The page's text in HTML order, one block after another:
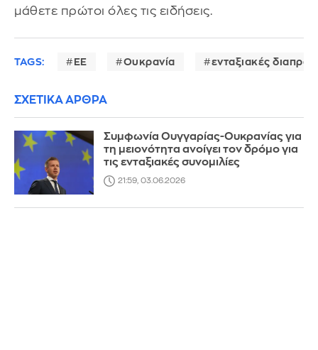
μάθετε πρώτοι όλες τις ειδήσεις.
TAGS: ΕΕ Ουκρανία ενταξιακές
ΣΧΕΤΙΚΑ ΑΡΘΡΑ
Συμφωνία Ουγγαρίας-Ουκρανίας για
τη μειονότητα ανοίγει τον δρόμο για
τις ενταξιακές συνομιλίες
21:59, 03.06.2026